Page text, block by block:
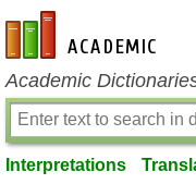
en-academic.com
Academic
Interpretations